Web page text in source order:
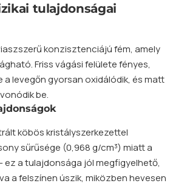
tulajdonságai
konzisztenciájú fém, amely
Friss vágási felülete fényes,
a levegőn gyorsan oxidálódik, és matt
be.
köbös kristályszerkezettel
sűrűsége (0,968 g/cm³) miatt a
ez a tulajdonsága jól megfigyelhető,
a felszínen úszik, miközben hevesen